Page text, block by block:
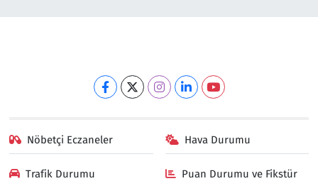
Nöbetçi Eczaneler Hava Durumu
Trafik Durumu Puan Durumu ve Fikstür